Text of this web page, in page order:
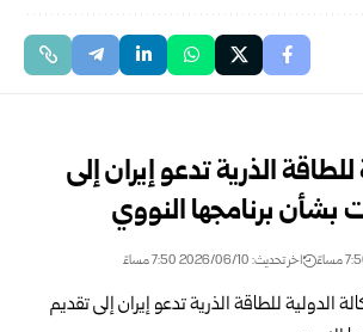
للطاقة الذرية تدعو إيران إلى
بشأن برنامجها النووي
اخر تحديث: 2026/06/10 7:50 مساءً